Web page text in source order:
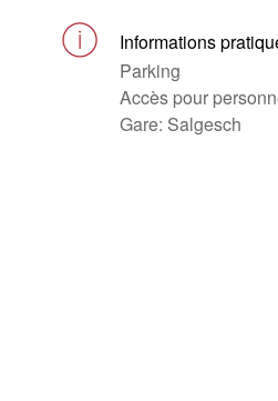
Informations
Parking
Accès pour
Gare: Salgesch